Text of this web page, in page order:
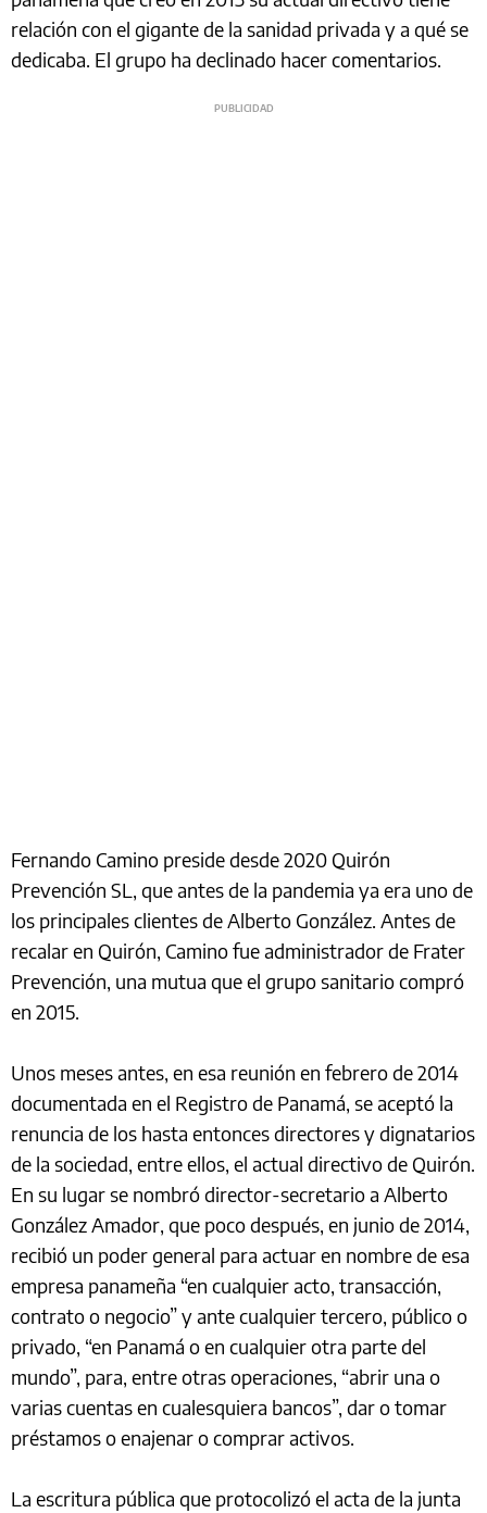
relación con el gigante de la sanidad privada y a qué se
dedicaba. El grupo ha declinado hacer comentarios.
Fernando Camino preside desde 2020 Quirón
Prevención SL, que antes de la pandemia ya era uno de
los principales clientes de Alberto González. Antes de
recalar en Quirón, Camino fue administrador de Frater
Prevención, una mutua que el grupo sanitario compró
en 2015.
Unos meses antes, en esa reunión en febrero de 2014
documentada en el Registro de Panamá, se aceptó la
renuncia de los hasta entonces directores y dignatarios
de la sociedad, entre ellos, el actual directivo de Quirón.
En su lugar se nombró director-secretario a Alberto
González Amador, que poco después, en junio de 2014,
recibió un poder general para actuar en nombre de esa
empresa panameña “en cualquier acto, transacción,
contrato o negocio” y ante cualquier tercero, público o
privado, “en Panamá o en cualquier otra parte del
mundo”, para, entre otras operaciones, “abrir una o
varias cuentas en cualesquiera bancos”, dar o tomar
préstamos o enajenar o comprar activos.
La escritura pública que protocolizó el acta de la junta